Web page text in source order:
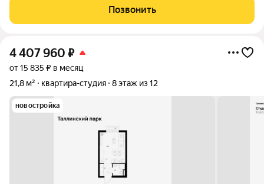
и отделка как на фото Цена за апартамент с отделкой и
мебельным пакетом Можно
Позвонить
4 407 960 ₽
от 15 835 ₽ в месяц
21,8 м²
квартира-студия 8 этаж из 12
новостройка